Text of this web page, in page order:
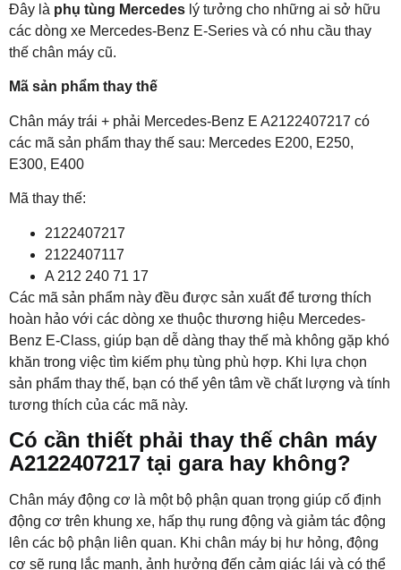
Đây là phụ tùng Mercedes lý tưởng cho những ai sở hữu
các dòng xe Mercedes-Benz E-Series và có nhu cầu thay
thế chân máy cũ.
Mã sản phẩm thay thế
Chân máy trái + phải Mercedes-Benz E A2122407217 có
các mã sản phẩm thay thế sau: Mercedes E200, E250,
E300, E400
Mã thay thế:
2122407217
2122407117
A 212 240 71 17
Các mã sản phẩm này đều được sản xuất để tương thích
hoàn hảo với các dòng xe thuộc thương hiệu Mercedes-
Benz E-Class, giúp bạn dễ dàng thay thế mà không gặp khó
khăn trong việc tìm kiếm phụ tùng phù hợp. Khi lựa chọn
sản phẩm thay thế, bạn có thể yên tâm về chất lượng và tính
tương thích của các mã này.
Có cần thiết phải thay thế chân máy
A2122407217 tại gara hay không?
Chân máy động cơ là một bộ phận quan trọng giúp cố định
động cơ trên khung xe, hấp thụ rung động và giảm tác động
lên các bộ phận liên quan. Khi chân máy bị hư hỏng, động
cơ sẽ rung lắc mạnh, ảnh hưởng đến cảm giác lái và có thể